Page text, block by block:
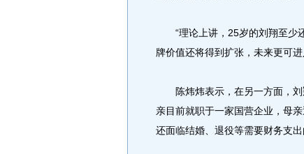
“理论上讲，25岁的刘翔至少还
牌价值还将得到扩张，未来更可进
陈炜炜表示，在另一方面，刘
亲目前就职于一家国营企业，母
还面临结婚、退役等需要财务支出